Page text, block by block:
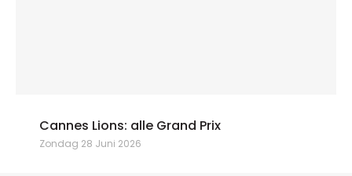
Cannes Lions: alle Grand Prix
Zondag 28 Juni 2026